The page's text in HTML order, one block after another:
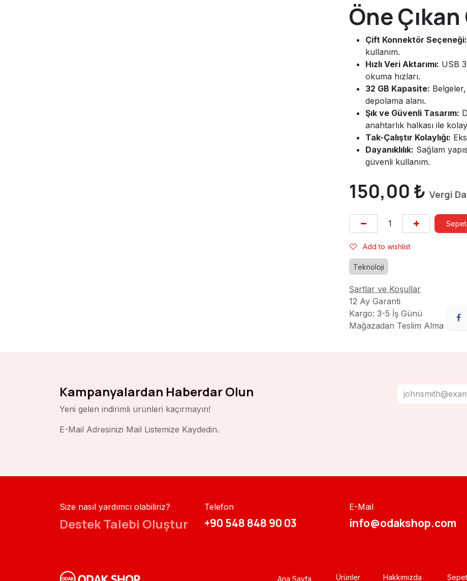
Öne
Çift Konnektör Seçeneği:
kullanım.
Hızlı Veri Aktarımı: USB
okuma hızları.
32 GB Kapasite:
depolama alanı.
Şık ve Güvenli Tasarım:
anahtarlık halkası ile
Tak-Çalıştır Kolaylığı:
Dayanıklılık: Sağlam
güvenli kullanım.
150,00 ₺ Vergi
Add to wishlist
Teknoloji
Şartlar ve Koşullar
12 Ay Garanti
Kargo: 3-5 İş Günü
Mağazadan Teslim Alma
Kampanyalardan Haberdar Olun
Yeni gelen indirimli ürünleri kaçırmayın!
E-Mail Adresinizi Mail Listemize Kaydedin.
Size nasıl yardımcı olabiliriz?
Destek Talebi Oluştur
Telefon
+90 548 848 90 03​​
E-Mail
info@odakshop.com​
Ana Sayfa Ürünler Hakkımızda